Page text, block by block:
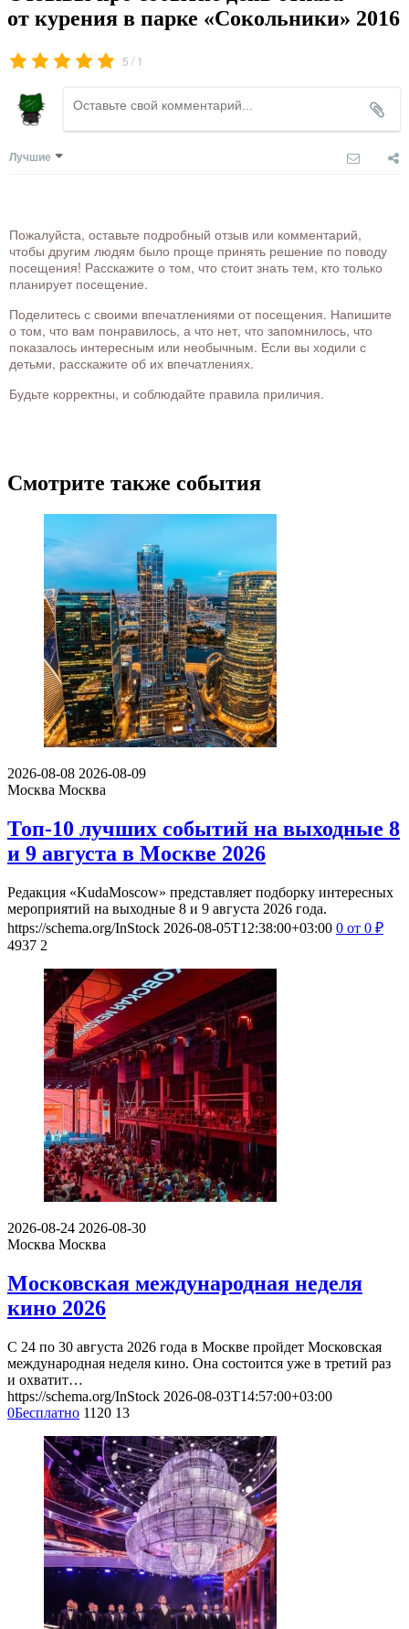
от курения в парке «Сокольники» 2016
5 / 1
Лучшие
Пожалуйста, оставьте подробный отзыв или комментарий,
чтобы другим людям было проще принять решение по поводу
посещения! Расскажите о том, что стоит знать тем, кто только
планирует посещение.
Поделитесь с своими впечатлениями от посещения. Напишите
о том, что вам понравилось, а что нет, что запомнилось, что
показалось интересным или необычным. Если вы ходили с
детьми, расскажите об их впечатлениях.
Будьте корректны, и соблюдайте правила приличия.
Смотрите также события
2026-08-08 2026-08-09
Москва Москва
Топ-10 лучших событий на выходные 8
и 9 августа в Москве 2026
Редакция «KudaMoscow» представляет подборку интересных
мероприятий на выходные 8 и 9 августа 2026 года.
https://schema.org/InStock 2026-08-05T12:38:00+03:00 0 от 0 ₽
4937 2
2026-08-24 2026-08-30
Москва Москва
Московская международная неделя
кино 2026
С 24 по 30 августа 2026 года в Москве пройдет Московская
международная неделя кино. Она состоится уже в третий раз
и охватит…
https://schema.org/InStock 2026-08-03T14:57:00+03:00
0Бесплатно 1120 13